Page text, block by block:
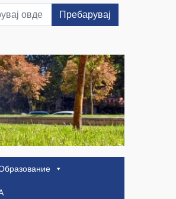
Пребарувај